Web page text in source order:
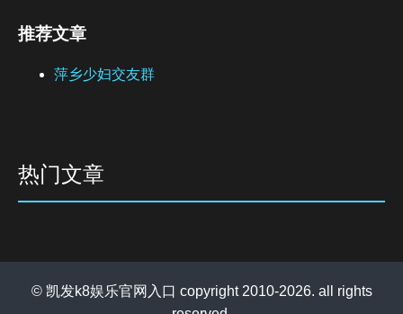
推荐文章
萍乡少妇交友群
热门文章
© 凯发k8娱乐官网入口 copyright 2010-2026. all rights